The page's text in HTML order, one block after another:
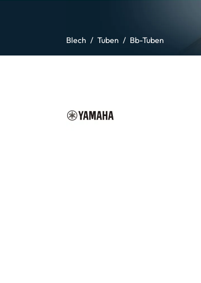
Blech Tuben Bb-Tuben